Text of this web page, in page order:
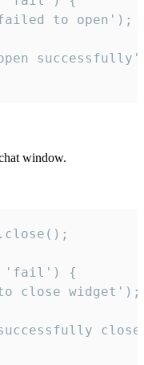
to open');
window.
'fail') {
close widget');